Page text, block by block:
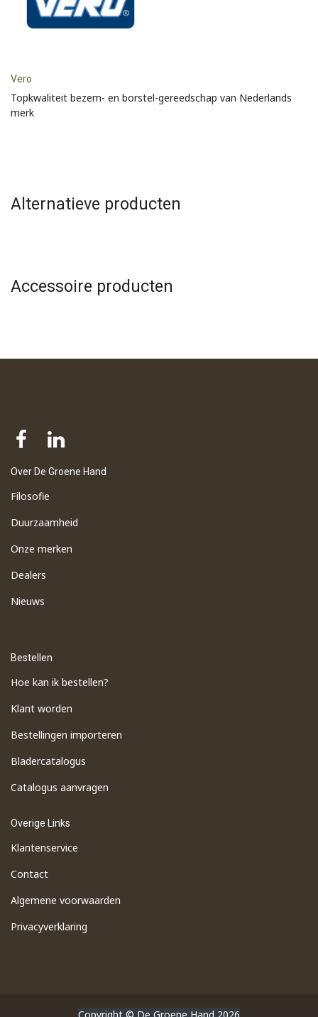
Vero
Topkwaliteit bezem- en borstel-gereedschap van Nederlands
merk
Alternatieve producten
Accessoire producten
Over De Groene Hand
Filosofie
Duurzaamheid
Onze merken
Dealers
Nieuws
Bestellen
Hoe kan ik bestellen?
Klant worden
Bestellingen importeren
​Bladercatalogus
​Catalogus aanvragen
Overige Links
Klantenservice
Contact
Algemene voorwaarden
Privacyverklaring